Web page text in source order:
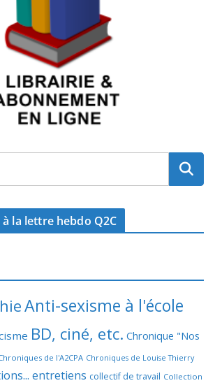
la lettre hebdo Q2C
Anti-sexisme à l'école
BD, ciné, etc. Chronique "Nos
de l'A2CPA Chroniques de Louise Thierry
entretiens collectif de travail Collection